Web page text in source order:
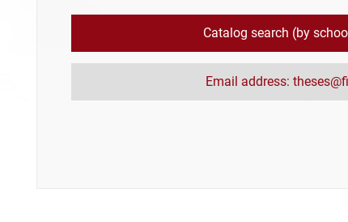
Catalog search (by
Email address: